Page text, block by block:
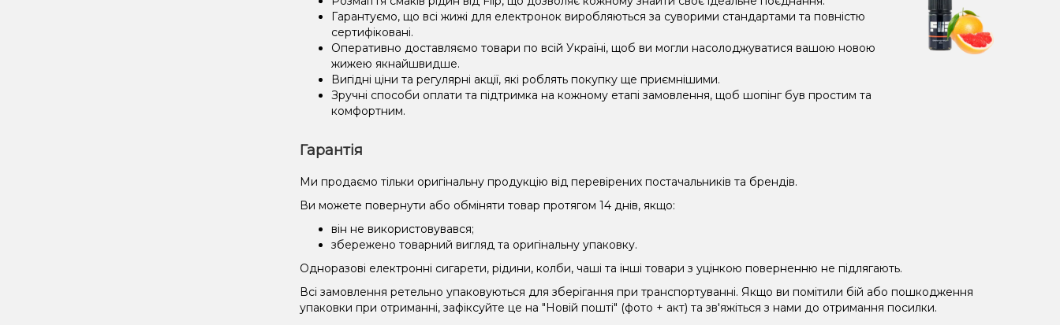
Гарантуємо, що всі жижі для електронок виробляються за суворими стандартами та повністю
сертифіковані.
Оперативно доставляємо товари по всій Україні, щоб ви могли насолоджуватися вашою новою
жижею якнайшвидше.
Вигідні ціни та регулярні акції, які роблять покупку ще приємнішими.
Зручні способи оплати та підтримка на кожному етапі замовлення, щоб шопінг був простим та
комфортним.
Гарантія
Ми продаємо тільки оригінальну продукцію від перевірених постачальників та брендів.
Ви можете повернути або обміняти товар протягом 14 днів, якщо:
він не використовувався;
збережено товарний вигляд та оригінальну упаковку.
Одноразові електронні сигарети, рідини, колби, чаші та інші товари з уцінкою поверненню не підлягають.
Всі замовлення ретельно упаковуються для зберігання при транспортуванні. Якщо ви помітили бій або пошкодження
упаковки при отриманні, зафіксуйте це на "Новій пошті" (фото + акт) та зв'яжіться з нами до отримання посилки.